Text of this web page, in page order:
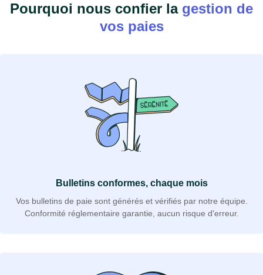
Pourquoi nous confier la gestion de
vos paies
Bulletins conformes, chaque mois
Vos bulletins de paie sont générés et vérifiés par notre équipe.
Conformité réglementaire garantie, aucun risque d'erreur.